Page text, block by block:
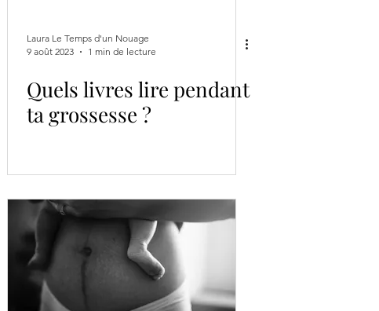
Laura Le Temps d'un Nouage
9 août 2023
1 min de lecture
Quels livres lire pendant
ta grossesse ?